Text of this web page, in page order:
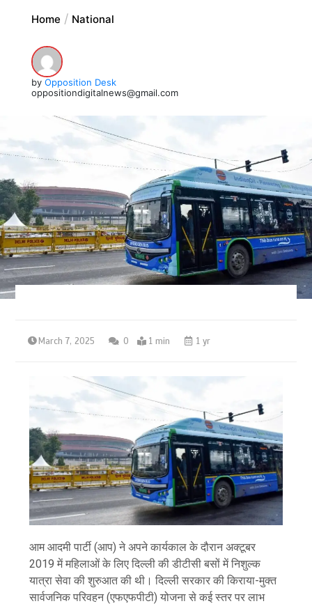
Home National
by Opposition Desk
oppositiondigitalnews@gmail.com
March 7, 2025 0 1 min 1 yr
आम आदमी पार्टी (आप) ने अपने कार्यकाल के दौरान अक्टूबर
2019 में महिलाओं के लिए दिल्ली की डीटीसी बसों में निशुल्क
यात्रा सेवा की शुरुआत की थी। दिल्ली सरकार की किराया-मुक्त
सार्वजनिक परिवहन (एफएफपीटी) योजना से कई स्तर पर लाभ